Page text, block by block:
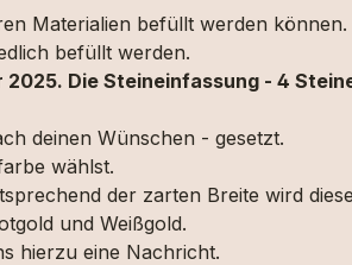
Materialien befüllt werden können.
befüllt werden.
2025. Die Steineinfassung - 4
deinen Wünschen - gesetzt.
wählst.
der zarten Breite wird
und Weißgold.
hierzu eine Nachricht.